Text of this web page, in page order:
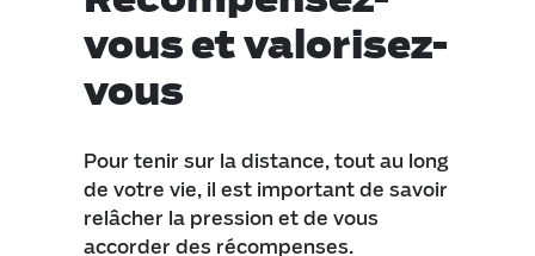
vous et valorisez-
vous
Pour tenir sur la distance, tout au long
de votre vie, il est important de savoir
relâcher la pression et de vous
accorder des récompenses.